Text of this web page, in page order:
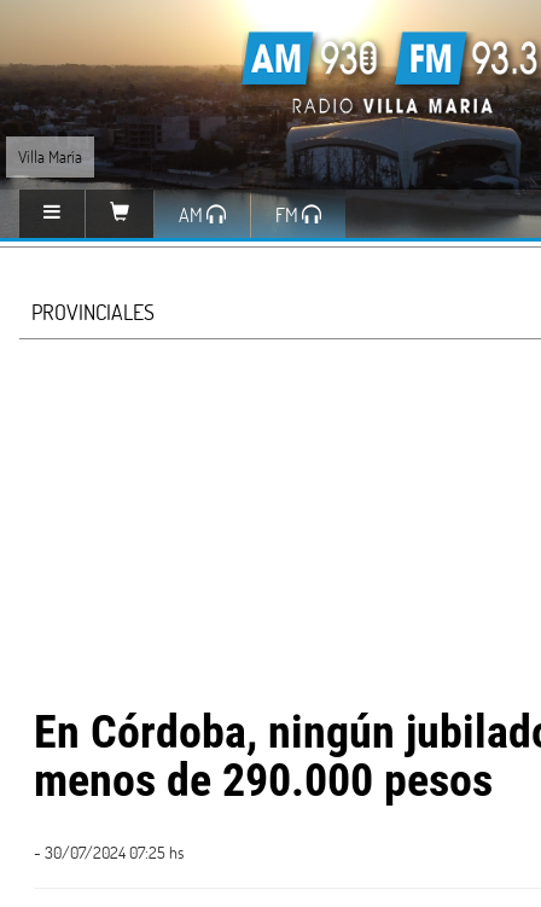
Villa María
AM FM
PROVINCIALES
En Córdoba, ningún
menos de 290.000 pesos
- 30/07/2024 07:25 hs